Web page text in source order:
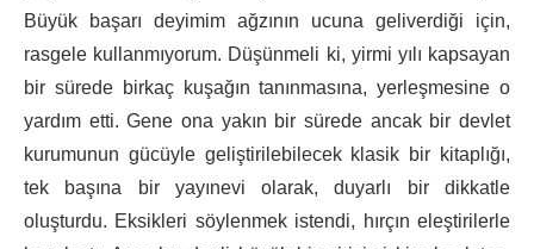
Büyük başarı deyimim ağzının ucuna geliverdiği için,
rasgele kullanmıyorum. Düşünmeli ki, yirmi yılı kapsayan
bir sürede birkaç kuşağın tanınmasına, yerleşmesine o
yardım etti. Gene ona yakın bir sürede ancak bir devlet
kurumunun gücüyle geliştirilebilecek klasik bir kitaplığı,
tek başına bir yayınevi olarak, duyarlı bir dikkatle
oluşturdu. Eksikleri söylenmek istendi, hırçın eleştirilerle